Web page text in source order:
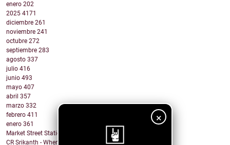
×
enero 202
2025 4171
diciembre 261
noviembre 241
octubre 272
septiembre 283
agosto 337
julio 416
junio 493
mayo 407
abril 357
marzo 332
febrero 411
enero 361
Market Street Station - Gehenna
CR Srikanth - When You Wake Up